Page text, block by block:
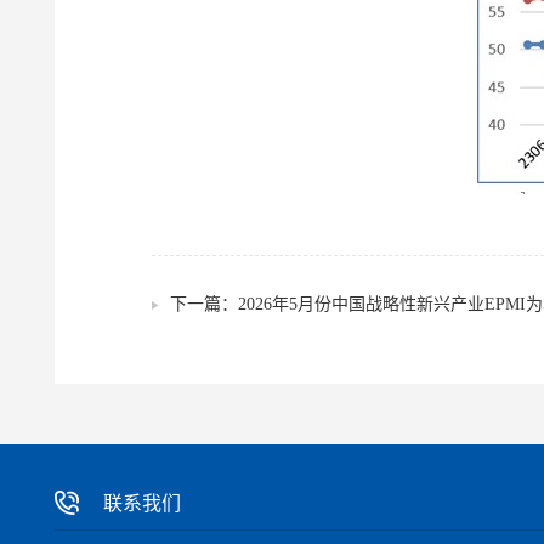
下一篇： 2026年5月份中国战略性新兴产业EPMI
联系我们